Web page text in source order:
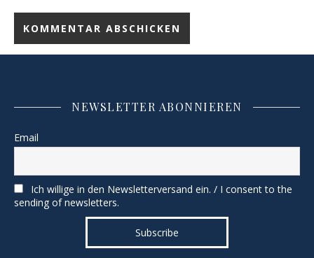
NEWSLETTER ABONNIEREN
Email
Ich willige in den Newsletterversand ein. / I consent to the
sending of newsletters.